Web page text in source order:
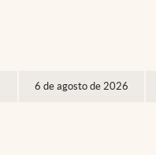
6 de agosto de 2026